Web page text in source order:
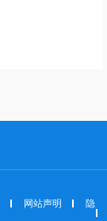
网站声明
隐